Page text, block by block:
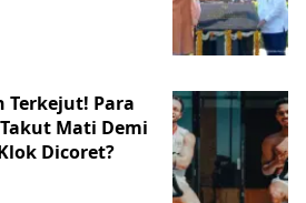
Terkejut! Para
Mati Demi
Dicoret?